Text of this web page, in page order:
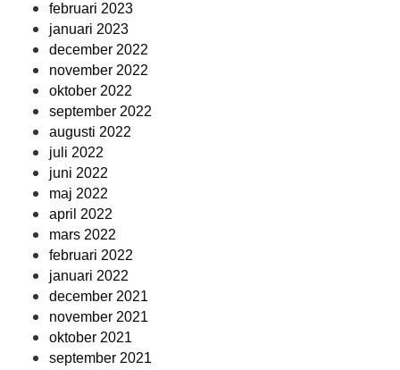
februari 2023
januari 2023
december 2022
november 2022
oktober 2022
september 2022
augusti 2022
juli 2022
juni 2022
maj 2022
april 2022
mars 2022
februari 2022
januari 2022
december 2021
november 2021
oktober 2021
september 2021